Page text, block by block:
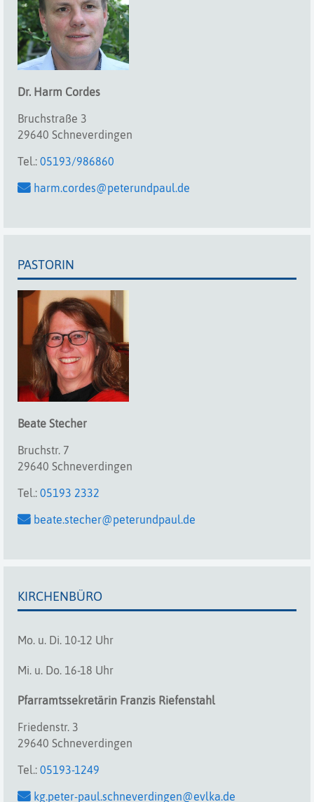
Dr. Harm Cordes
Bruchstraße 3
29640 Schneverdingen
Tel.: 05193/986860
harm.cordes@peterundpaul.de
PASTORIN
Beate Stecher
Bruchstr. 7
29640 Schneverdingen
Tel.: 05193 2332
beate.stecher@peterundpaul.de
KIRCHENBÜRO
Mo. u. Di. 10-12 Uhr
Mi. u. Do. 16-18 Uhr
Pfarramtssekretärin Franzis Riefenstahl
Friedenstr. 3
29640 Schneverdingen
Tel.: 05193-1249
kg.peter-paul.schneverdingen@evlka.de